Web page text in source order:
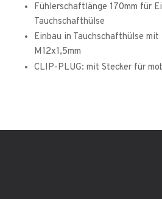
Fühlerschaftlänge 170mm für
Tauchschafthülse
Einbau in Tauchschafthülse mit
M12x1,5mm
CLIP-PLUG: mit Stecker für